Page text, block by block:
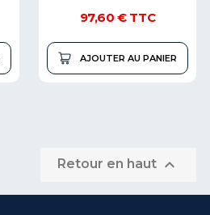
97,60 € TTC
AJOUTER AU PANIER
Retour en haut 